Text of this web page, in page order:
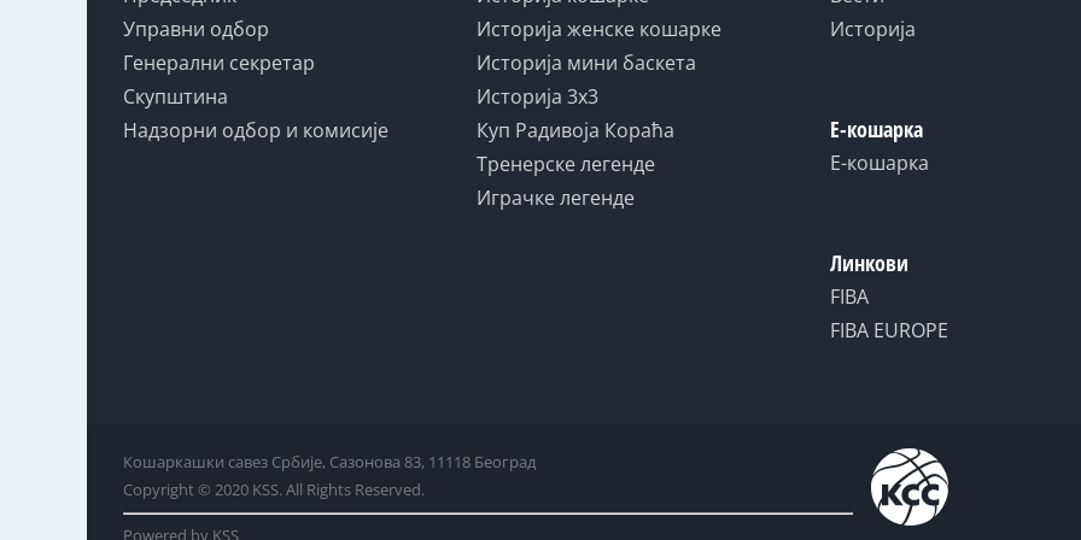
Управни одбор
Генерални секретар
Скупштина
Надзорни одбор и комисије
Историја женске кошарке
Историја мини баскета
Историја 3x3
Куп Радивоја Кораћа
Тренерске легенде
Играчке легенде
Историја
Е-кошарка
Е-кошарка
Линкови
FIBA
FIBA EUROPE
Кошаркашки савез Србије, Сазонова 83, 11118 Београд
Copyright © 2020 KSS. All Rights Reserved.
Powered by KSS